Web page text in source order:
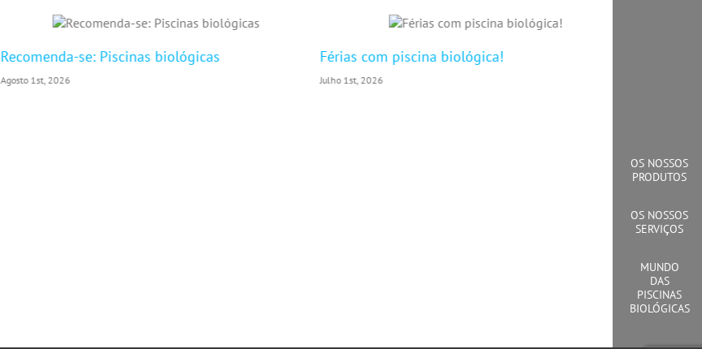
OS NOSSOS
PRODUTOS
OS NOSSOS
SERVIÇOS
MUNDO
DAS
PISCINAS
BIOLÓGICAS
Recomenda-se: Piscinas biológicas
Agosto 1st, 2026
Férias com piscina biológica!
Julho 1st, 2026